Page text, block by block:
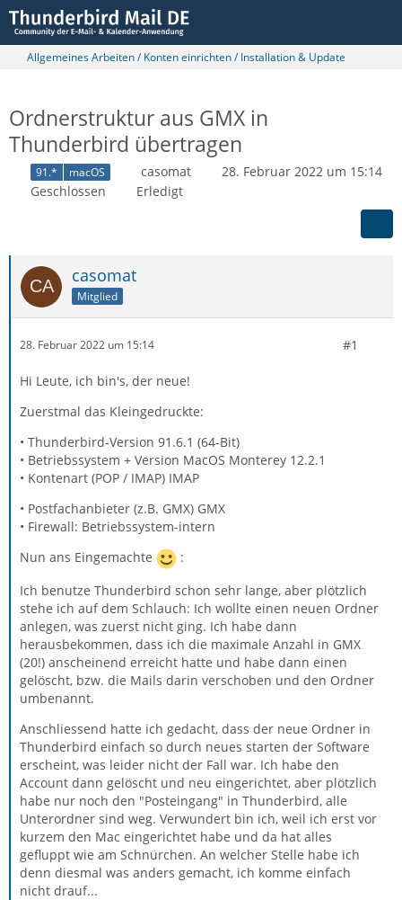
Allgemeines Arbeiten / Konten einrichten / Installation & Update
Ordnerstruktur aus GMX in
Thunderbird übertragen
91.* macOS casomat
28. Februar 2022 um 15:14
Geschlossen
Erledigt
casomat
Mitglied
28. Februar 2022 um 15:14 #1
Hi Leute, ich bin's, der neue!
Zuerstmal das Kleingedruckte:
• Thunderbird-Version 91.6.1 (64-Bit)
• Betriebssystem + Version MacOS Monterey 12.2.1
• Kontenart (POP / IMAP) IMAP
• Postfachanbieter (z.B. GMX) GMX
• Firewall: Betriebssystem-intern
Nun ans Eingemachte
:
Ich benutze Thunderbird schon sehr lange, aber plötzlich
stehe ich auf dem Schlauch: Ich wollte einen neuen Ordner
anlegen, was zuerst nicht ging. Ich habe dann
herausbekommen, dass ich die maximale Anzahl in GMX
(20!) anscheinend erreicht hatte und habe dann einen
gelöscht, bzw. die Mails darin verschoben und den Ordner
umbenannt.
Anschliessend hatte ich gedacht, dass der neue Ordner in
Thunderbird einfach so durch neues starten der Software
erscheint, was leider nicht der Fall war. Ich habe den
Account dann gelöscht und neu eingerichtet, aber plötzlich
habe nur noch den "Posteingang" in Thunderbird, alle
Unterordner sind weg. Verwundert bin ich, weil ich erst vor
kurzem den Mac eingerichtet habe und da hat alles
gefluppt wie am Schnürchen. An welcher Stelle habe ich
denn diesmal was anders gemacht, ich komme einfach
nicht drauf...